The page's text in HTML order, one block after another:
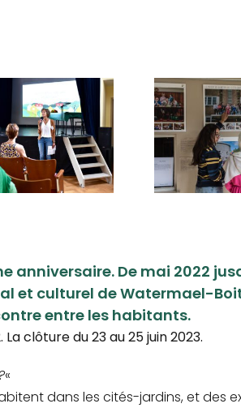
anniversaire. De mai 2022
et culturel de Watermael-
entre les habitants.
clôture du 23 au 25 juin 2023.
?«
dans les cités-jardins, et des